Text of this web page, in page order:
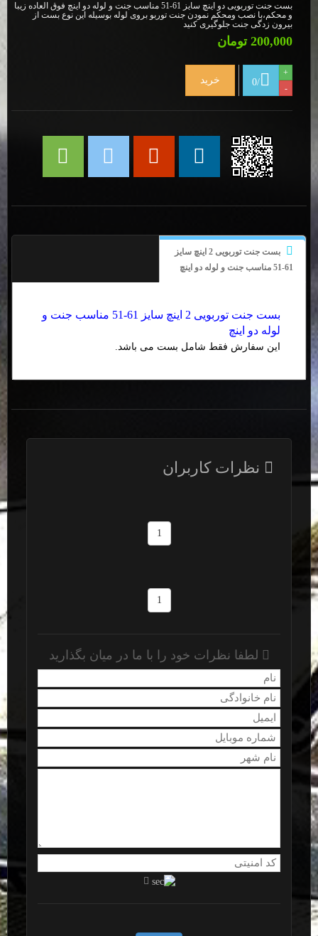
بست جنت توربویی دو اینچ سایز 61-51 مناسب جنت و لوله دو اینچ فوق العاده زیبا
و محکم،با نصب ومحکم نمودن جنت توربو بروی لوله بوسیله این نوع بست از
بیرون زدگی جنت جلوگیری کنید
200,000 تومان
+
-
/
0 خرید
بست جنت توربویی 2 اینچ سایز
61-51 مناسب جنت و لوله دو اینچ
بست جنت توربویی 2 اینچ سایز 61-51 مناسب جنت و
لوله دو اینچ
این سفارش فقط شامل بست می باشد.
نظرات کاربران
1
1
لطفا نظرات خود را با ما در میان بگذارید